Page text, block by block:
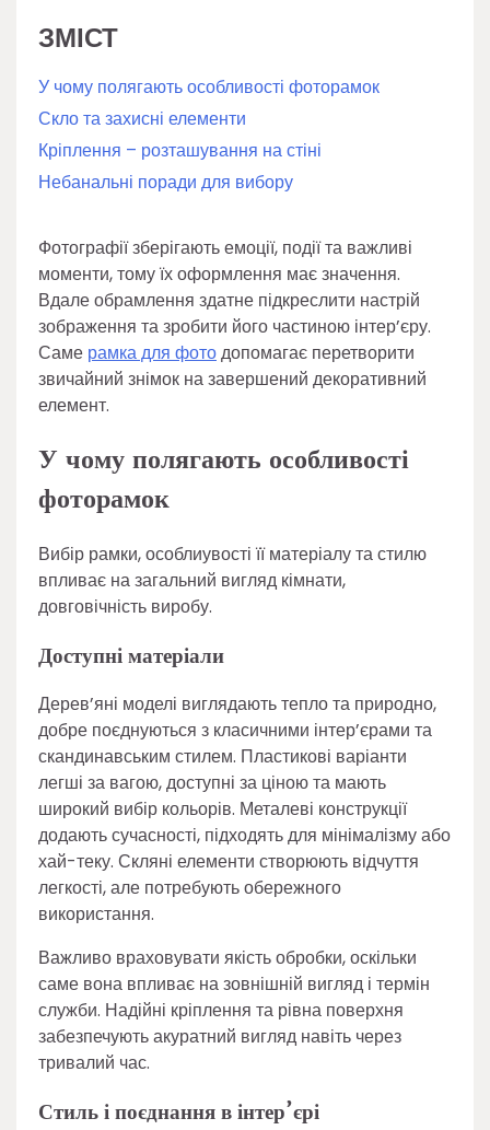
ЗМІСТ
У чому полягають особливості фоторамок
Скло та захисні елементи
Кріплення – розташування на стіні
Небанальні поради для вибору
Фотографії зберігають емоції, події та важливі
моменти, тому їх оформлення має значення.
Вдале обрамлення здатне підкреслити настрій
зображення та зробити його частиною інтер’єру.
Саме рамка для фотодопомагає перетворити
звичайний знімок на завершений декоративний
елемент.
У чому полягають особливості
фоторамок
Вибір рамки, особлиувості її матеріалу та стилю
впливає на загальний вигляд кімнати,
довговічність виробу.
Доступні матеріали
Дерев’яні моделі виглядають тепло та природно,
добре поєднуються з класичними інтер’єрами та
скандинавським стилем. Пластикові варіанти
легші за вагою, доступні за ціною та мають
широкий вибір кольорів. Металеві конструкції
додають сучасності, підходять для мінімалізму або
хай-теку. Скляні елементи створюють відчуття
легкості, але потребують обережного
використання.
Важливо враховувати якість обробки, оскільки
саме вона впливає на зовнішній вигляд і термін
служби. Надійні кріплення та рівна поверхня
забезпечують акуратний вигляд навіть через
тривалий час.
Стиль і поєднання в інтер’єрі